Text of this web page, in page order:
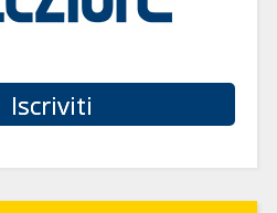
Iscriviti